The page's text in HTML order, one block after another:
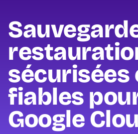
sécurisées
fiables
Google